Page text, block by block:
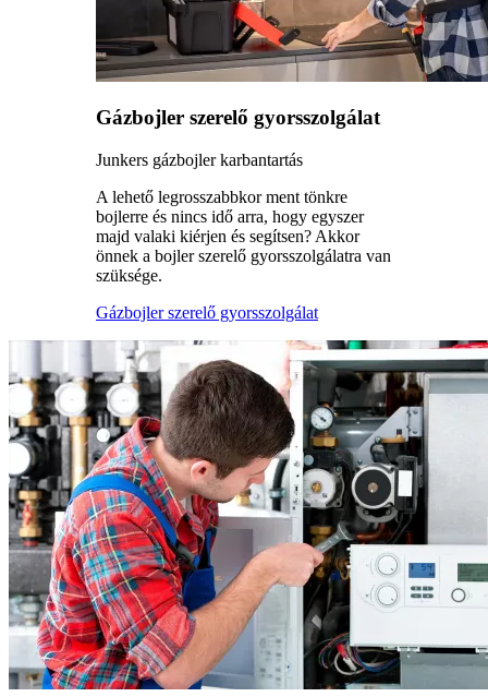
Gázbojler szerelő gyorsszolgálat
Junkers gázbojler karbantartás
A lehető legrosszabbkor ment tönkre
bojlerre és nincs idő arra, hogy egyszer
majd valaki kiérjen és segítsen? Akkor
önnek a bojler szerelő gyorsszolgálatra van
szüksége.
Gázbojler szerelő gyorsszolgálat